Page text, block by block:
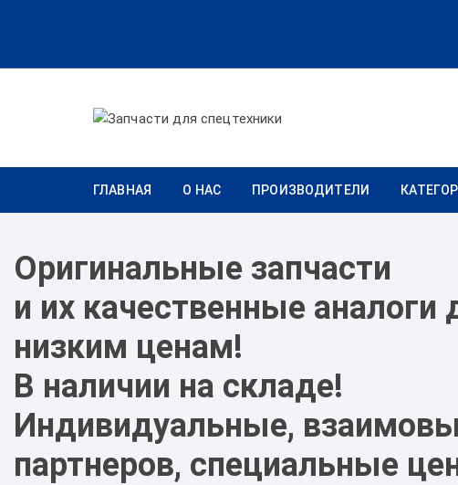
ГЛАВНАЯ О НАС ПРОИЗВОДИТЕЛИ
Оригинальные запчасти
и их качественные аналоги
низким ценам!
В наличии на складе!
Индивидуальные,
партнеров, специальные